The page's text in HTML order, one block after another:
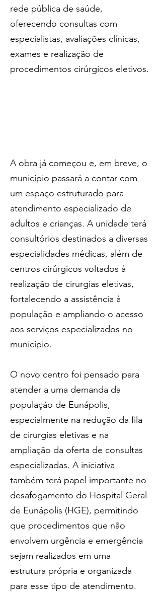
rede pública de saúde,
oferecendo consultas com
especialistas, avaliações clínicas,
exames e realização de
procedimentos cirúrgicos eletivos.
A obra já começou e, em breve, o
município passará a contar com
um espaço estruturado para
atendimento especializado de
adultos e crianças. A unidade terá
consultórios destinados a diversas
especialidades médicas, além de
centros cirúrgicos voltados à
realização de cirurgias eletivas,
fortalecendo a assistência à
população e ampliando o acesso
aos serviços especializados no
município.
O novo centro foi pensado para
atender a uma demanda da
população de Eunápolis,
especialmente na redução da fila
de cirurgias eletivas e na
ampliação da oferta de consultas
especializadas. A iniciativa
também terá papel importante no
desafogamento do Hospital Geral
de Eunápolis (HGE), permitindo
que procedimentos que não
envolvem urgência e emergência
sejam realizados em uma
estrutura própria e organizada
para esse tipo de atendimento.